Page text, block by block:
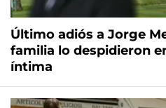
Último adiós a Jorge
familia lo despidieron
íntima